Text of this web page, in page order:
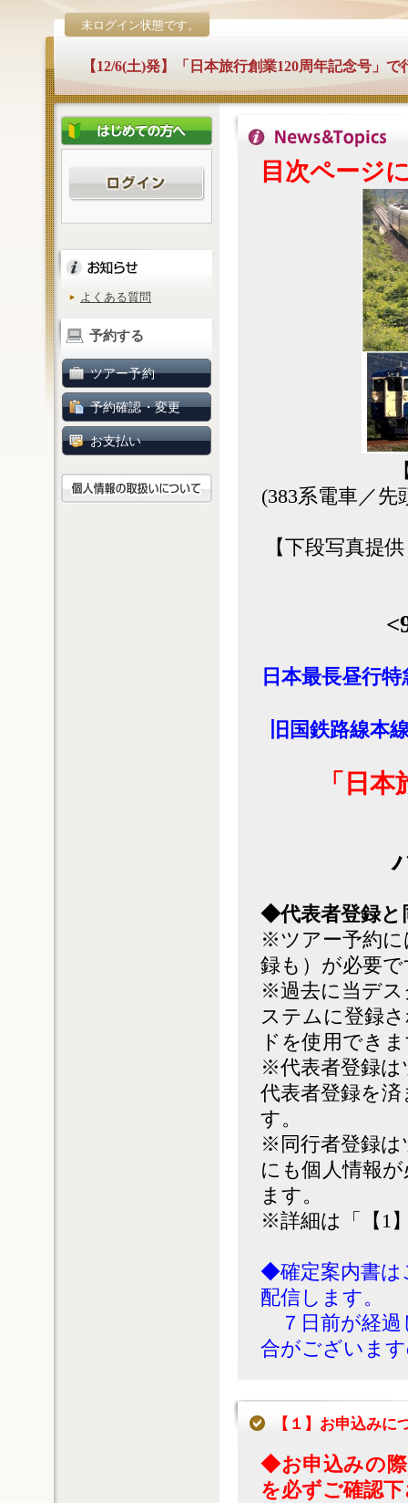
未ログイン状態です。
【12/6(土)発】「日本旅行創業120周年記念号」
よくある質問
予約する
ツアー予約
予約確認・変更
お支払い
目次ページ
(383系電車／
【下段写真提
日本最長昼行
旧国鉄路線本
「日
◆代表者登録と
※ツアー予約に
録も）が必要
※過去に当デス
ステムに登録
ドを使用でき
※代表者登録は
代表者登録を
す。
※同行者登録は
にも個人情報
ます。
※詳細は「【1
◆確定案内書は
配信します。
７日前が経過
合がございま
【１】お申込みに
◆お申込みの際
を必ずご確認